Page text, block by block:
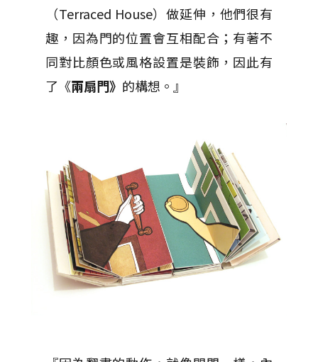
（Terraced House）做延伸，他們很有
趣，因為門的位置會互相配合；有著不
同對比顏色或風格設置是裝飾，因此有
了《兩扇門》 的構想。』